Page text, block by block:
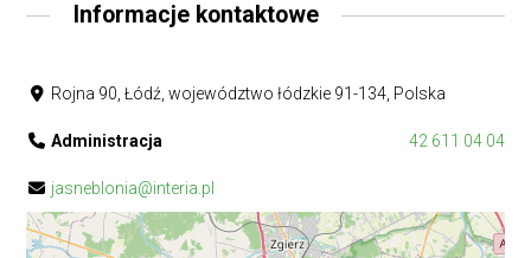
Informacje kontaktowe
Rojna 90, Łódź, województwo łódzkie 91-134, Polska
Administracja 42 611 04 04
jasneblonia@interia.pl